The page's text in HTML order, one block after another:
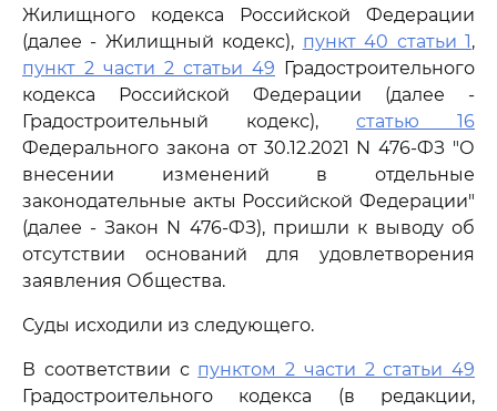
Жилищного кодекса Российской Федерации
(далее - Жилищный кодекс), пункт 40 статьи 1,
пункт 2 части 2 статьи 49 Градостроительного
кодекса Российской Федерации (далее -
Градостроительный кодекс), статью 16
Федерального закона от 30.12.2021 N 476-ФЗ "О
внесении изменений в отдельные
законодательные акты Российской Федерации"
(далее - Закон N 476-ФЗ), пришли к выводу об
отсутствии оснований для удовлетворения
заявления Общества.
Суды исходили из следующего.
В соответствии с пунктом 2 части 2 статьи 49
Градостроительного кодекса (в редакции,